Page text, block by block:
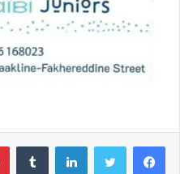
فيسبوك تويتر لينكدإن